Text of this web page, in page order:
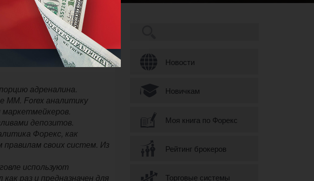
Новости
Новичкам
Моя книга по Форекс
Рейтинг брокеров
Торговые системы
адреналина.
ММ. Forex аналитику
депозитов.
Форекс, как
своих систем. Из
используют
раз и предназначен для